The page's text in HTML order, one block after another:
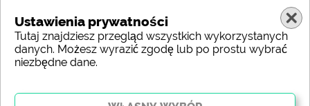
Ustawienia prywatności
Tutaj znajdziesz przegląd wszystkich wykorzystanych
danych. Możesz wyrazić zgodę lub po prostu wybrać
niezbędne dane.